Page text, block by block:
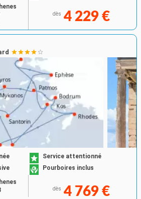
dès 4 229 €
Service attentionné
Pourboires inclus
dès 4 769 €